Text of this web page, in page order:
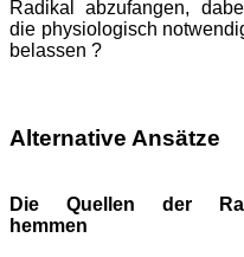
Radikal abzufangen,
die physiologisch
belassen ?
Alternative Ansätze
Die Quellen der
hemmen